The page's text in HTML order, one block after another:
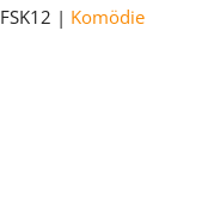
FSK12 Komödie